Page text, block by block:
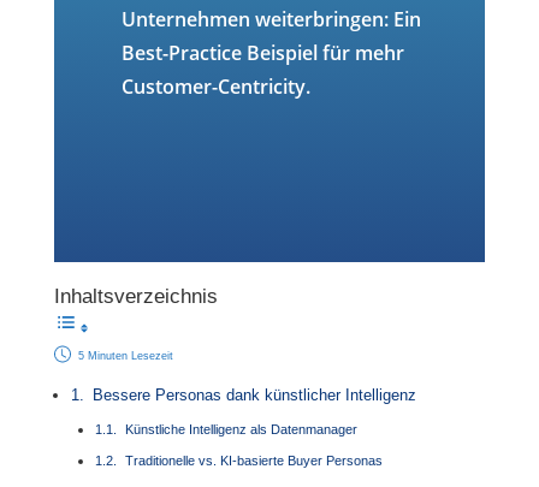
Unternehmen weiterbringen: Ein
Best-Practice Beispiel für mehr
Customer-Centricity.
Inhaltsverzeichnis
5 Minuten Lesezeit
Bessere Personas dank künstlicher Intelligenz
Künstliche Intelligenz als Datenmanager
Traditionelle vs. KI-basierte Buyer Personas